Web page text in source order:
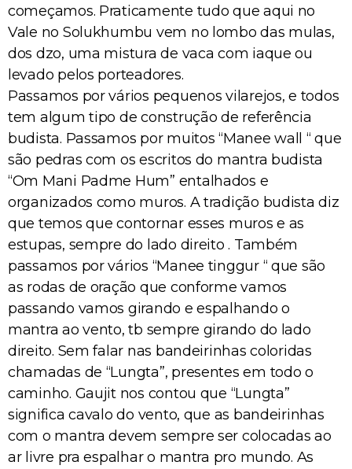
começamos. Praticamente tudo que aqui no
Vale no Solukhumbu vem no lombo das mulas,
dos dzo, uma mistura de vaca com iaque ou
levado pelos porteadores.
Passamos por vários pequenos vilarejos, e todos
tem algum tipo de construção de referência
budista. Passamos por muitos “Manee wall “ que
são pedras com os escritos do mantra budista
“Om Mani Padme Hum” entalhados e
organizados como muros. A tradição budista diz
que temos que contornar esses muros e as
estupas, sempre do lado direito . Também
passamos por vários “Manee tinggur “ que são
as rodas de oração que conforme vamos
passando vamos girando e espalhando o
mantra ao vento, tb sempre girando do lado
direito. Sem falar nas bandeirinhas coloridas
chamadas de “Lungta”, presentes em todo o
caminho. Gaujit nos contou que “Lungta”
significa cavalo do vento, que as bandeirinhas
com o mantra devem sempre ser colocadas ao
ar livre pra espalhar o mantra pro mundo. As